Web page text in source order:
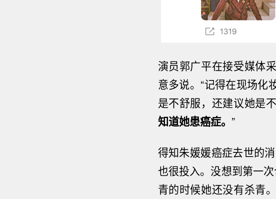
演员郭广平在接受媒体
意多说。 “记得在现场化
是不舒服，还建议她是
知道她患癌症。 ”
得知朱媛媛癌症去世的
也很投入。没想到第一
青的时候她还没有杀青。